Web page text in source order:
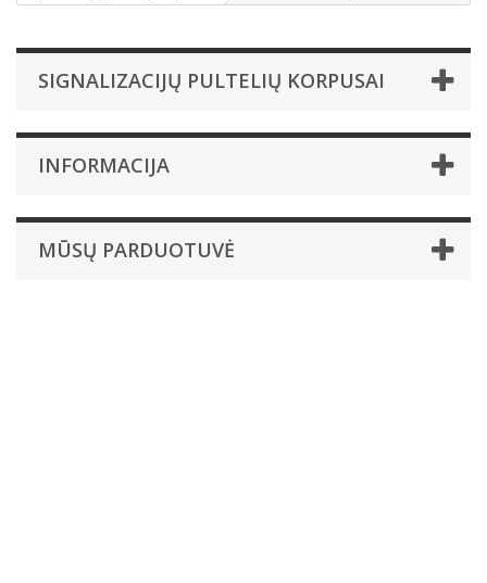
SIGNALIZACIJŲ PULTELIŲ KORPUSAI
INFORMACIJA
MŪSŲ PARDUOTUVĖ